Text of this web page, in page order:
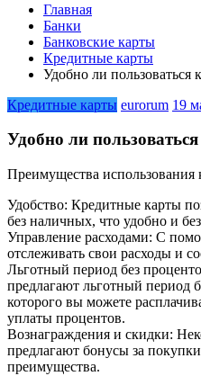
Главная
Банки
Банковские карты
Кредитные карты
Удобно ли пользоваться
Кредитные карты eurorum 19
Удобно ли
Преимущества использования
Удобство: Кредитные карты
без наличных, что удобно и
Управление расходами: С
отслеживать свои расходы и
Льготный период без
предлагают льготный период
которого вы можете
уплаты процентов.
Вознаграждения и скидки:
предлагают бонусы за
преимущества.